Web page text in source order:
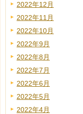
2022年12月
2022年11月
2022年10月
2022年9月
2022年8月
2022年7月
2022年6月
2022年5月
2022年4月